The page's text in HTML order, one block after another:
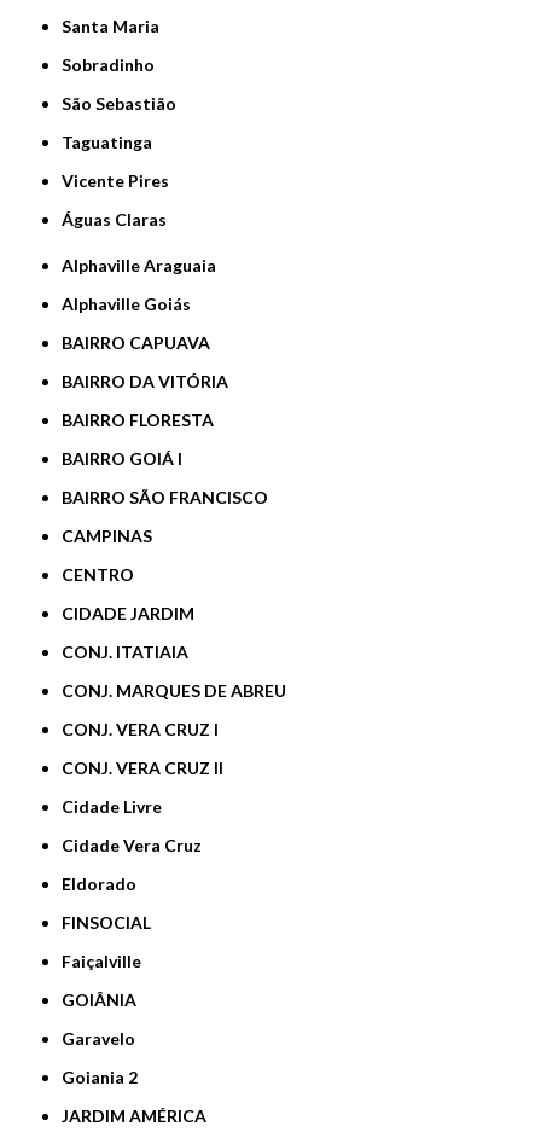
Santa Maria
Sobradinho
São Sebastião
Taguatinga
Vicente Pires
Águas Claras
Alphaville Araguaia
Alphaville Goiás
BAIRRO CAPUAVA
BAIRRO DA VITÓRIA
BAIRRO FLORESTA
BAIRRO GOIÁ I
BAIRRO SÃO FRANCISCO
CAMPINAS
CENTRO
CIDADE JARDIM
CONJ. ITATIAIA
CONJ. MARQUES DE ABREU
CONJ. VERA CRUZ I
CONJ. VERA CRUZ II
Cidade Livre
Cidade Vera Cruz
Eldorado
FINSOCIAL
Faiçalville
GOIÂNIA
Garavelo
Goiania 2
JARDIM AMÉRICA